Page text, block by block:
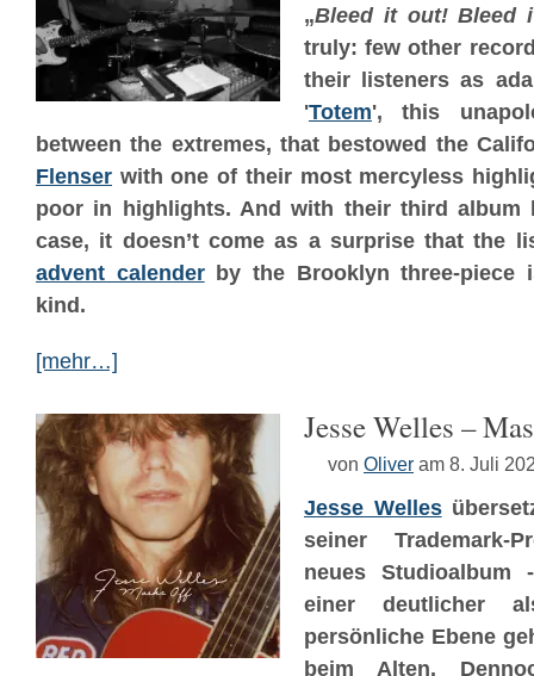
„Bleed it out! Bleed
truly: few other
their listeners as
'Totem', this
between the extremes, that bestowed the
Flenser with one of their most mercyless
poor in highlights. And with their third album
case, it doesn’t come as a surprise that the
advent calenderby the Brooklyn three-piece
kind.
[mehr…]
Jesse Welles –
von Oliver am 8. Juli
Jesse Welles
seiner Trademark-
neues
einer deutlicher
persönliche Ebene
beim Alten.